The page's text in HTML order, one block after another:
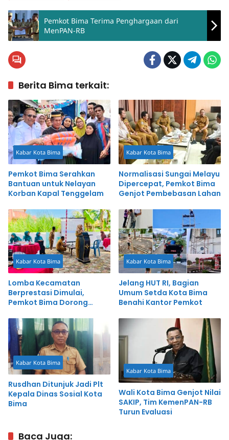
Pemkot Bima Terima Penghargaan dari
MenPAN-RB
Berita Bima terkait:
Kabar Kota Bima
Pemkot Bima Serahkan
Bantuan untuk Nelayan
Korban Kapal Tenggelam
Kabar Kota Bima
Normalisasi Sungai Melayu
Dipercepat, Pemkot Bima
Genjot Pembebasan Lahan
Kabar Kota Bima
Lomba Kecamatan
Berprestasi Dimulai,
Pemkot Bima Dorong
Cepat
Kabar Kota Bima
Jelang HUT RI, Bagian
Umum Setda Kota Bima
Benahi Kantor Pemkot
Kabar Kota Bima
Rusdhan Ditunjuk Jadi Plt
Kepala Dinas Sosial Kota
Bima
Kabar Kota Bima
Wali Kota Bima Genjot Nilai
SAKIP, Tim KemenPAN-RB
Turun Evaluasi
Baca Juga: